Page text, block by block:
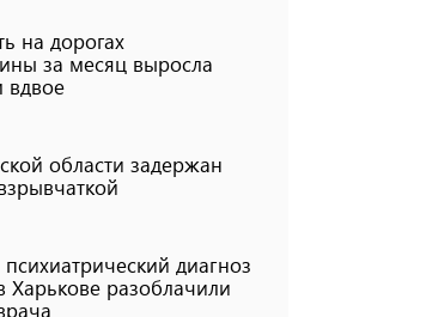
на дорогах
за месяц выросла
вдвое
области задержан
диагноз
Харькове разоблачили